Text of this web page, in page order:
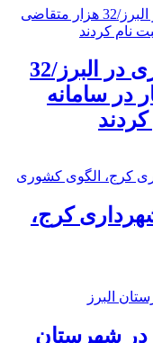
کاهش نرخ بیکاری در البرز/32
در سامانه
کردند
کرج،
در شهرستان